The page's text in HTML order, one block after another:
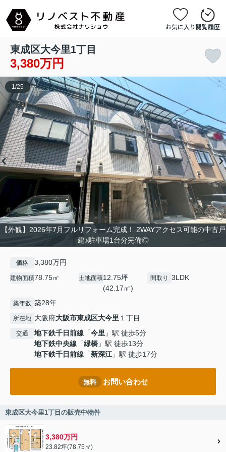
お気に入り閲覧履歴
東成区大今里1丁目
3,380万円
【外観】2026年7月フルリフォーム完成！ 2WAYアクセス可能の中古戸
建♪駐車場1台分完備◎
1 /25
価格 3,380万円
建物面積78.75㎡ 土地面積12.75坪
(42.17㎡)
間取り 3LDK
築年数 築28年
所在地 大阪府大阪市東成区大今里 １丁目
交通 地下鉄千日前線 「今里 」駅 徒歩5分
地下鉄中央線 「緑橋 」駅 徒歩13分
地下鉄千日前線 「新深江 」駅 徒歩17分
無料 お問い合わせ
東成区大今里1丁目の販売中物件
3,380万円
23.82坪(78.75㎡)